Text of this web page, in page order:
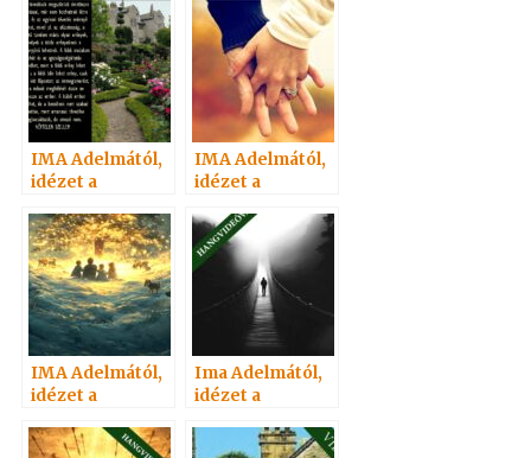
Szellemtől 81.
Szellemtől 86.
IMA Adelmától,
idézet a
Szellemtől 67.
IMA Adelmától,
idézet a
Szellemtől 69.
IMA Adelmától,
idézet a
Szellemtől 70.
Ima Adelmától,
idézet a
Szellemtől 85.